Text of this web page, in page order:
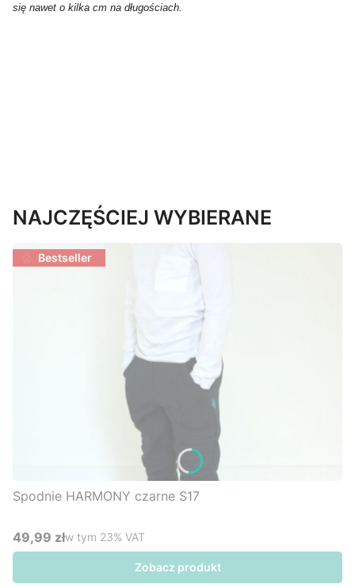
się nawet o kilka cm na długościach.
NAJCZĘŚCIEJ WYBIERANE
Bestseller
Spodnie HARMONY czarne S17
Cena brutto
49,99 złw tym %s VAT
w tym 23% VAT
Zobacz produkt